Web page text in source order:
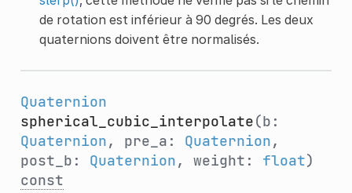
de rotation est inférieur à 90 degrés. Les deux
quaternions doivent être normalisés.
Quaternion
spherical_cubic_interpolate(b:
Quaternion, pre_a: Quaternion,
post_b: Quaternion, weight: float)
const